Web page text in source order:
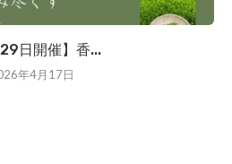
29日開催】香...
年4月17日